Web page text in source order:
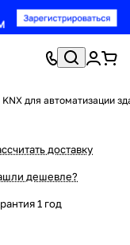
для автоматизации
доставку
дешевле?
1 год